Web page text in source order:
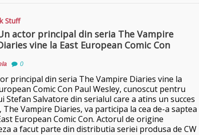
Stuff
actor principal din seria The Vampire
vine la East European Comic Con
0
principal din seria The Vampire Diaries vine la
Comic Con Paul Wesley, cunoscut pentru
Stefan Salvatore din serialul care a atins un succes
The Vampire Diaries, va participa la cea de-a saptea
European Comic Con. Actorul de origine
a facut parte din distributia seriei produsa de CW